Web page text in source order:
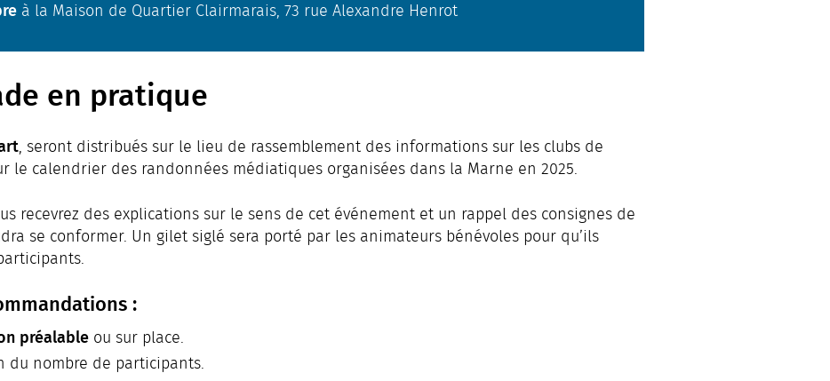
à la Maison de Quartier Clairmarais, 73 rue Alexandre Henrot
en pratique
, seront distribués sur le lieu de rassemblement des informations sur les clubs de
le calendrier des randonnées médiatiques organisées dans la Marne en 2025.
recevrez des explications sur le sens de cet événement et un rappel des consignes de
se conformer. Un gilet siglé sera porté par les animateurs bénévoles pour qu’ils
:
préalable ou sur place.
du nombre de participants.